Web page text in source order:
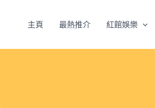
主頁 最熱推介 紅館娛樂